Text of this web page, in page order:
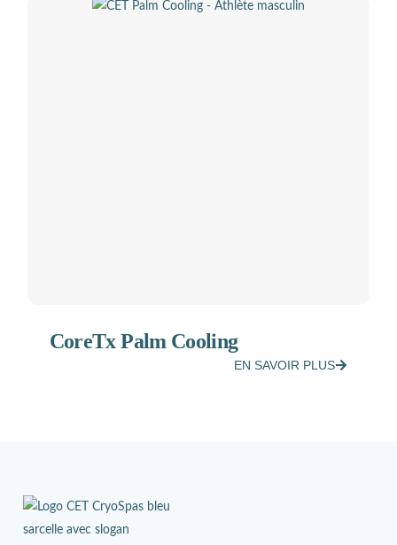
CoreTx Palm Cooling
EN SAVOIR PLUS